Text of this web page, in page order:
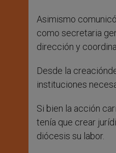
Asimismo
como secretaria
dirección y
Desde la
instituciones
Si bien la acción
tenía que crear
diócesis su labor.